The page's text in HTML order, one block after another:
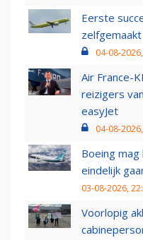
Eerste
04-08-
Air France-
reizigers
easyJet
04-08-
Boeing
eindelijk
03-08-2026,
Voorlopig